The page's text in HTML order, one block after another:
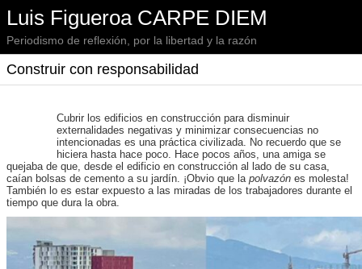
Luis Figueroa CARPE DIEM
Periodismo de reflexión, por la libertad y la razón
Construir con responsabilidad
Cubrir los edificios en construcción para disminuir
externalidades negativas y minimizar consecuencias no
intencionadas es una práctica civilizada. No recuerdo que se
hiciera hasta hace poco. Hace pocos años, una amiga se
quejaba de que, desde el edificio en construcción al lado de su casa,
caían bolsas de cemento a su jardín. ¡Obvio que la polvazón es molesta!
También lo es estar expuesto a las miradas de los trabajadores durante el
tiempo que dura la obra.